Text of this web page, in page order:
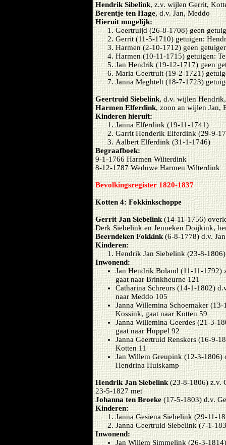
Hendrik Sibelink, z.v. wijlen Gerrit,
Berentje ten Hage, d.v. Jan, Meddo
Hieruit mogelijk:
Geertruijd (26-8-1708) geen
Gerrit (11-5-1710) getuigen:
Harmen (2-10-1712) geen
Harmen (10-11-1715) getuigen:
Jan Hendrik (19-12-1717) geen
Maria Geertruit (19-2-1721)
Janna Meghtelt (18-7-1723)
Geertruid Siebelink, d.v. wijlen
Harmen Elferdink, zoon an wijlen Jan,
Kinderen hieruit:
Janna Elferdink (19-11-1741)
Garrit Henderik Elferdink (29-9-
Aalbert Elferdink (31-1-1746)
Begraafboek:
9-1-1766 Harmen Wilterdink
8-12-1787 Weduwe Harmen Wilterdink
Bevolkingsregister 1820-1837
Kotten 4: Fokkinkschoppe
Gerrit Jan Siebelink(14-11-1756)
Derk Siebelink en Jenneken Doijkink,
Beerndeken Fokkink (6-8-1778) d.v.
Kinderen:
Hendrik Jan Siebelink (23-8-1806)
Inwonend:
Jan Hendrik Boland (11-11-
gaat naar Brinkheurne 121
Catharina Schreurs (14-1-1802)
naar Meddo 105
Janna Willemina Schoemaker
Kossink, gaat naar Kotten 59
Janna Willemina Geerdes (21-3-
gaat naar Huppel 92
Janna Geertruid Renskers (16-9-
Kotten 11
Jan Willem Greupink (12-3-1806)
Hendrina Huiskamp
Hendrik Jan Siebelink(23-8-1806) z.v.
23-5-1827 met
Johanna ten Broeke(17-5-1803) d.v.
Kinderen:
Janna Gesiena Siebelink (29-11-
Janna Geertruid Siebelink (7-1-
Inwonend:
Jan Willem Simmelink (26-3-